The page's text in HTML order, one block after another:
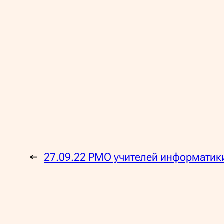
← 27.09.22 РМО учителей